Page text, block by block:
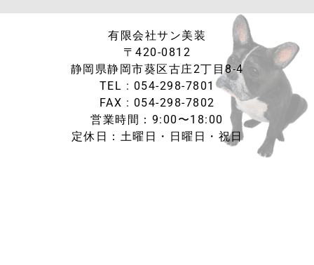
有限会社サン美装
〒420-0812
静岡県静岡市葵区古庄2丁目8-4
TEL : 054-298-7801
FAX : 054-298-7802
営業時間：9:00〜18:00
定休日：土曜日・日曜日・祝日